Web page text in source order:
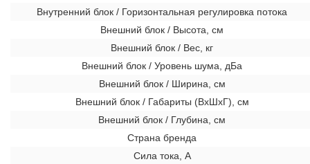
Внутренний блок / Горизонтальная регулировка потока
Внешний блок / Высота, см
Внешний блок / Вес, кг
Внешний блок / Уровень шума, дБа
Внешний блок / Ширина, см
Внешний блок / Габариты (ВхШхГ), см
Внешний блок / Глубина, см
Страна бренда
Сила тока, А